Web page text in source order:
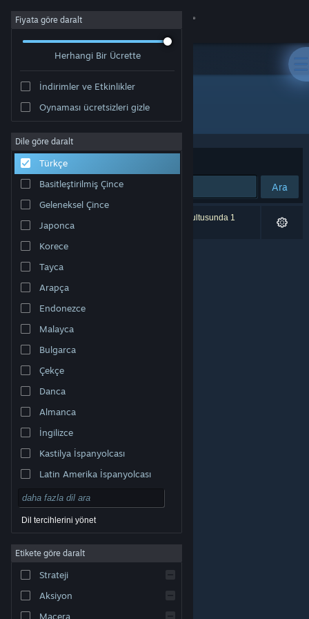
Giriş yap
Hakkında
Destek
Dili değiştir
Steam mobil uygulamasını yükle
Masaüstü internet sitesini görüntüle
markalar, ABD ve diğer ülkelerde ilgili sahiplerinin
Erişilebilirlik |
Çerezler
Fiyata göre daralt
Herhangi Bir Ücrette
İndirimler ve Etkinlikler
Oynaması ücretsizleri gizle
Dile göre daralt
Türkçe
Basitleştirilmiş Çince
Geleneksel Çince
Japonca
Korece
Tayca
Arapça
Endonezce
Malayca
Bulgarca
Çekçe
Danca
Almanca
İngilizce
Kastilya İspanyolcası
Latin Amerika İspanyolcası
Dil tercihlerini yönet
Etikete göre daralt
Strateji
Aksiyon
Macera
Yayıncı: PixelShorts
Sırala Uygunluk
Ara
0 sonuç aramanızla eşleşiyor. Tercihleriniz doğrultusunda 1
ürün dâhil edilmedi.